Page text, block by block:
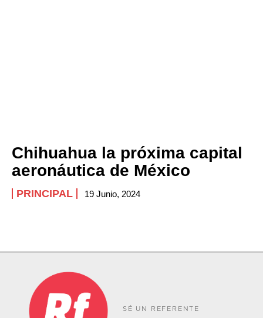
Chihuahua la próxima capital
aeronáutica de México
PRINCIPAL 19 Junio, 2024
SÉ UN REFERENTE